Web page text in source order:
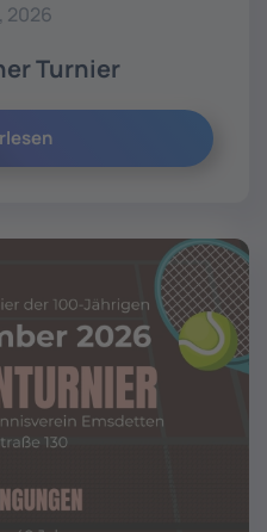
2026
Turnier